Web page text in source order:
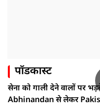
पॉडकास्ट
सेना को गाली देने वालों पर
Abhinandan से लेकर